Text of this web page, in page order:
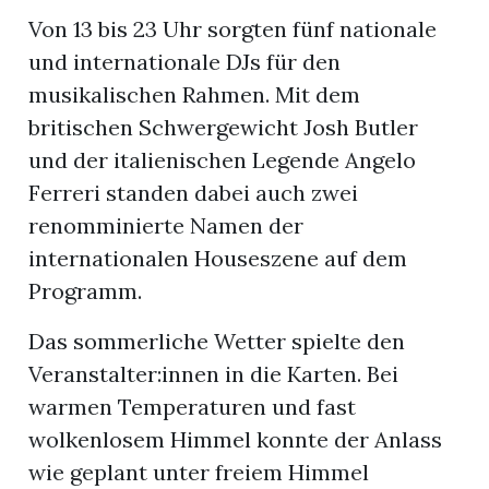
Von 13 bis 23 Uhr sorgten fünf nationale
und internationale DJs für den
musikalischen Rahmen. Mit dem
britischen Schwergewicht Josh Butler
und der italienischen Legende Angelo
Ferreri standen dabei auch zwei
renomminierte Namen der
internationalen Houseszene auf dem
Programm.
Das sommerliche Wetter spielte den
Veranstalter:innen in die Karten. Bei
warmen Temperaturen und fast
wolkenlosem Himmel konnte der Anlass
wie geplant unter freiem Himmel